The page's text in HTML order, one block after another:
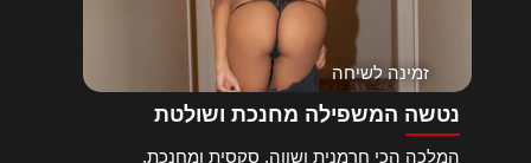
זמינה לשיחה
נטשה המשפילה מחנכת ושולטת
המלכה הכי חרמנית ושווה, סקסית ומחנכת,